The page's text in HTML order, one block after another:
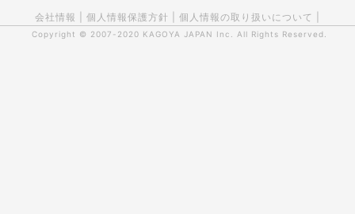
会社情報 個人情報保護方針 個人情報の取り扱いについて
Copyright © 2007-2020 KAGOYA JAPAN Inc. All Rights Reserved.